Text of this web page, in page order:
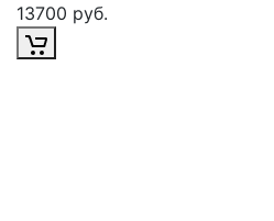
13700 руб.